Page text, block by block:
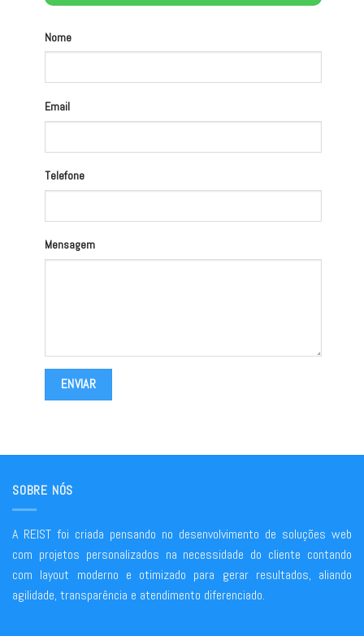
Nome
Email
Telefone
Mensagem
SOBRE NÓS
A REIST foi criada pensando no desenvolvimento de soluções web
com projetos personalizados na necessidade do cliente contando
com layout moderno e otimizado para gerar resultados, aliando
agilidade, transparência e atendimento diferenciado.